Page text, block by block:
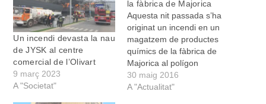
Un incendi devasta la nau
de JYSK al centre
comercial de l’Olivart
9 març 2023
A "Societat"
la fàbrica de Majorica
Aquesta nit passada s’ha
originat un incendi en un
magatzem de productes
químics de la fàbrica de
Majorica al polígon
industrial de Manacor. No
s’han hagut de lamentar
30 maig 2016
A "Actualitat"